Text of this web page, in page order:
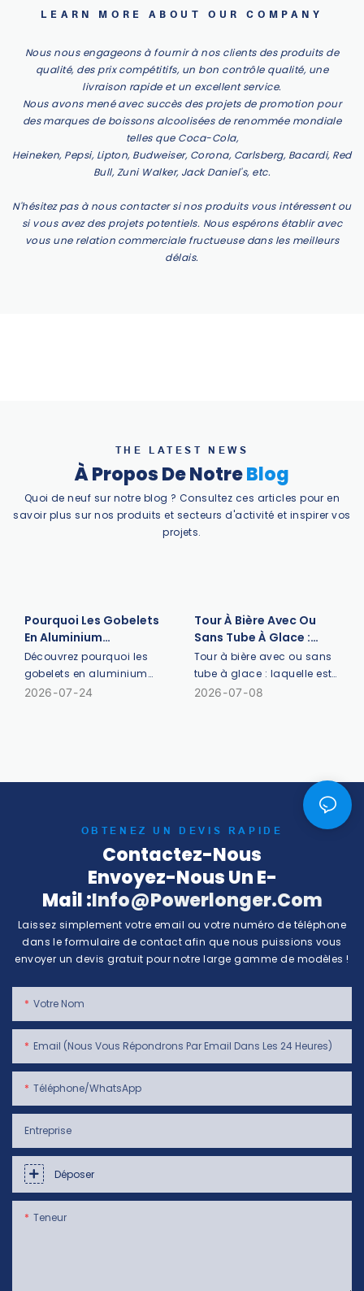
LEARN MORE ABOUT OUR COMPANY
Nous nous engageons à fournir à nos clients des produits de
qualité, des prix compétitifs, un bon contrôle qualité, une
livraison rapide et un excellent service.
Nous avons mené avec succès des projets de promotion pour
des marques de boissons alcoolisées de renommée mondiale
telles que Coca-Cola,
Heineken, Pepsi, Lipton, Budweiser, Corona, Carlsberg, Bacardi, Red
Bull, Zuni Walker, Jack Daniel's, etc.
N'hésitez pas à nous contacter si nos produits vous intéressent ou
si vous avez des projets potentiels. Nous espérons établir avec
vous une relation commerciale fructueuse dans les meilleurs
délais.
THE LATEST NEWS
À Propos De NotreBlog
Quoi de neuf sur notre blog ? Consultez ces articles pour en
savoir plus sur nos produits et secteurs d'activité et inspirer vos
projets.
Pourquoi Les Gobelets
En Aluminium
Remplacent Les
Gobelets En Plastique
Découvrez pourquoi les
gobelets en aluminium
sont une alternative
marque. En savoir plus.
2026 07 24
Tour À Bière Avec Ou
Sans Tube À Glace :
Laquelle Est La Meilleure
?
Tour à bière avec ou sans
tube à glace : laquelle est
la meilleure ? Choisir le bon
deux modèles remplissent
(distribuer des boissons
2026 07 08
OBTENEZ UN DEVIS RAPIDE
Contactez-Nous
Envoyez-Nous Un E-
Mail :Info@powerlonger.com
Laissez simplement votre email ou votre numéro de téléphone
dans le formulaire de contact afin que nous puissions vous
envoyer un devis gratuit pour notre large gamme de modèles !
Votre Nom
Email (Nous Vous Répondrons Par Email Dans Les 24 Heures)
Téléphone/WhatsApp
Entreprise
Déposer
Teneur